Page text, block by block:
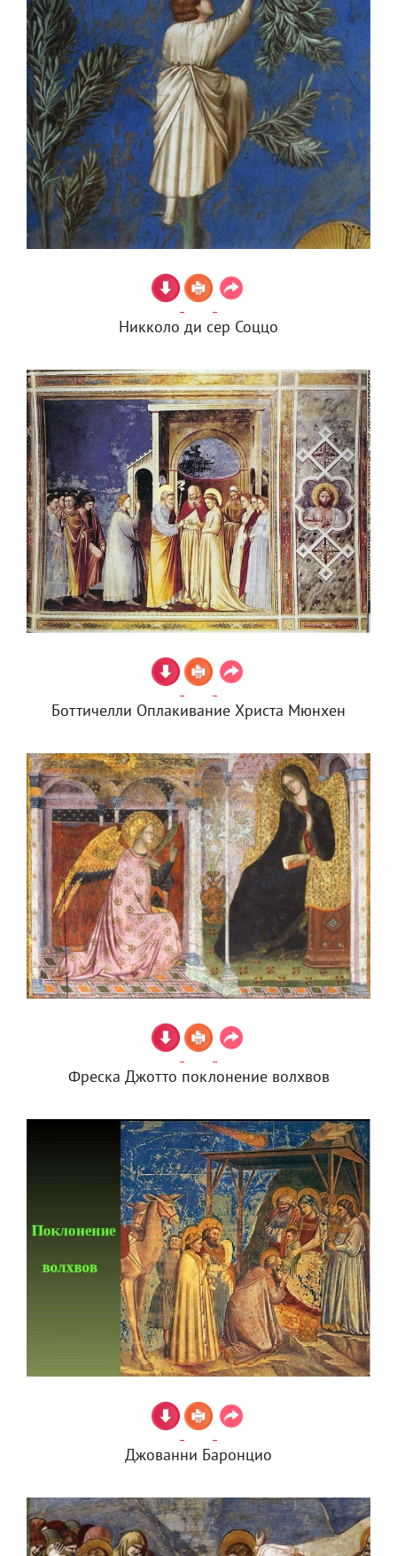
Никколо ди сер Соццо
Боттичелли Оплакивание Христа Мюнхен
Фреска Джотто поклонение волхвов
Джованни Баронцио